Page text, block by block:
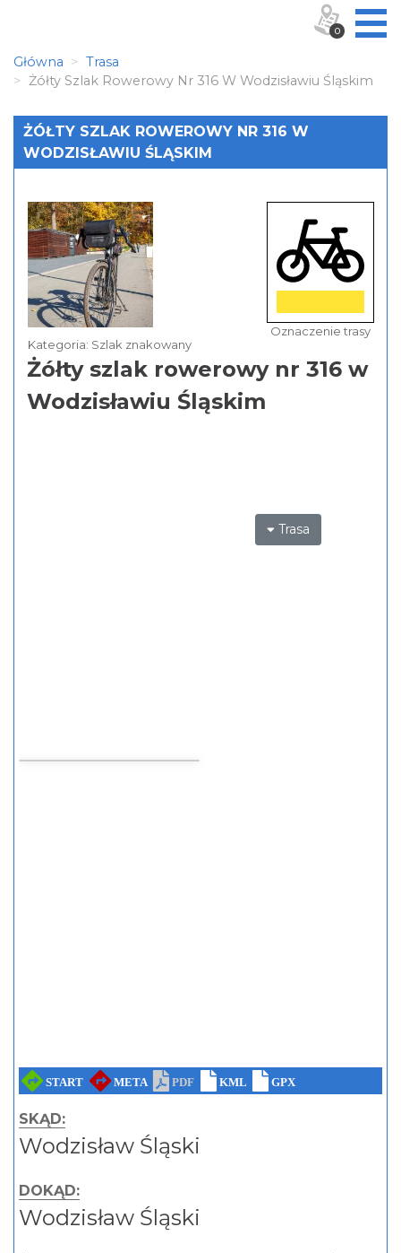
Główna
Trasa
Żółty Szlak Rowerowy Nr 316 W Wodzisławiu Śląskim
ŻÓŁTY SZLAK ROWEROWY NR 316 W
WODZISŁAWIU ŚLĄSKIM
Kategoria: Szlak znakowany
Żółty szlak rowerowy nr 316 w
Wodzisławiu Śląskim
Oznaczenie trasy
Trasa
SKĄD:
Wodzisław Śląski
DOKĄD:
Wodzisław Śląski
0